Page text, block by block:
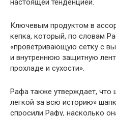
настоящей тенденцией.
Ключевым продуктом в
кепка, который, по словам
«проветривающую сетку с
и внутреннюю защитную
прохладе и сухости».
Рафа также утверждает, что
легкой за всю историю»
спросили Рафу, насколько